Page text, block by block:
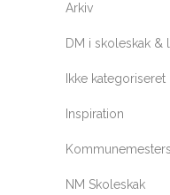
Arkiv
DM i skoleskak &
Ikke kategoriseret
Inspiration
NM Skoleskak